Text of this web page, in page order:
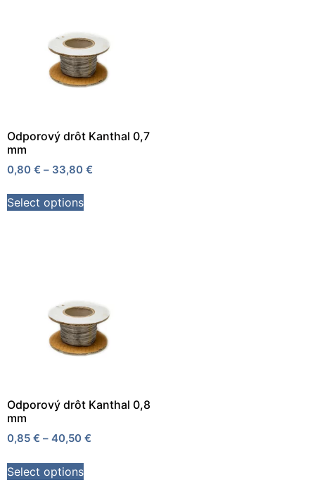
Odporový drôt Kanthal 0,7
mm
0,80 € – 33,80 €
Select options
Odporový drôt Kanthal 0,8
mm
0,85 € – 40,50 €
Select options